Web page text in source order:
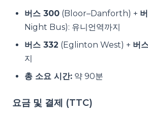
버스 300 (Bloor–Danforth) +
Night Bus): 유니언역까지
버스 332 (Eglinton West) + 버
지
총 소요 시간: 약 90분
요금 및 결제 (TTC)